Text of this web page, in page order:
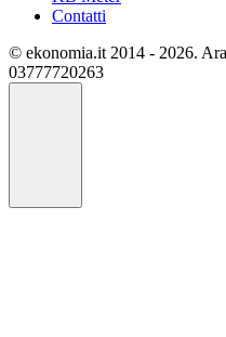
Contatti
© ekonomia.it 2014 - 2026.
03777720263